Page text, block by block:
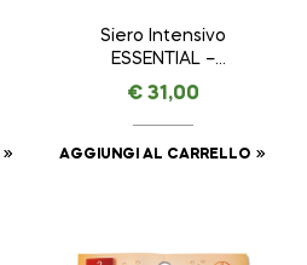
Siero Intensivo
ESSENTIAL –
AMAVITAL da 30 ml
€31,00
AGGIUNGI AL CARRELLO